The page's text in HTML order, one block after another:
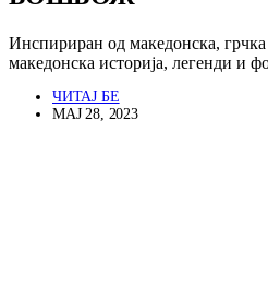
Инспириран од македонска, грчка
македонска историја, легенди и
ЧИТАЈ БЕ
МАЈ 28, 2023